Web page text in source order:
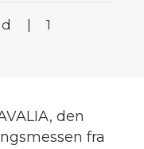
1
den
fra